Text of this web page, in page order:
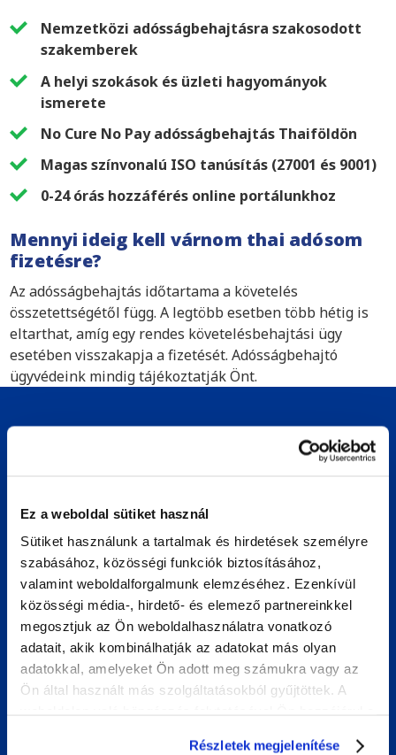
Ez a weboldal sütiket használ
Sütiket használunk a tartalmak és hirdetések személyre
szabásához, közösségi funkciók biztosításához,
valamint weboldalforgalmunk elemzéséhez. Ezenkívül
közösségi média-, hirdető- és elemező partnereinkkel
megosztjuk az Ön weboldalhasználatra vonatkozó
adatait, akik kombinálhatják az adatokat más olyan
adatokkal, amelyeket Ön adott meg számukra vagy az
Ön által használt más szolgáltatásokból gyűjtöttek. A
Részletek megjelenítése
Nemzetközi adósságbehajtásra szakosodott
szakemberek
A helyi szokások és üzleti hagyományok
ismerete
No Cure No Pay adósságbehajtás Thaiföldön
Magas színvonalú ISO tanúsítás (27001 és 9001)
0-24 órás hozzáférés online portálunkhoz
Mennyi ideig kell várnom thai adósom
fizetésre?
Az adósságbehajtás időtartama a követelés
összetettségétől függ. A legtöbb esetben több hétig is
eltarthat, amíg egy rendes követelésbehajtási ügy
esetében visszakapja a fizetését. Adósságbehajtó
ügyvédeink mindig tájékoztatják Önt.
Kezdje a követelésbehajtást Thaiföldön
Bierensre. Amíg szakértőink megtalálják a szükséges
következő helyzetekben tudunk segíteni Önnek:
A leszállított árukat vagy szolgáltatásokat nem fizetik
ki
A megvásárolt árukat vagy szolgáltatásokat nem
szállították le
A pénzkölcsönöket nem fizetik ki